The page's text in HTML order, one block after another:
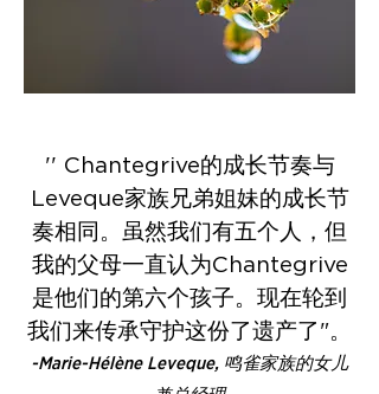
'' Chantegrive的成长节奏与
Leveque家族兄弟姐妹的成长节
奏相同。虽然我们有五个人，但
我的父母一直认为Chantegrive
是他们的第六个孩子。现在轮到
我们来传承守护这份了遗产了"。
-Marie-Hélène Leveque, 鸣雀家族的女儿